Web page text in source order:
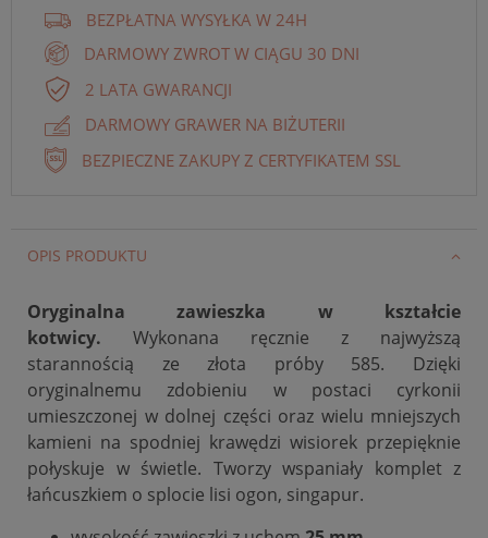
BEZPŁATNA WYSYŁKA W 24H
DARMOWY ZWROT W CIĄGU 30 DNI
2 LATA GWARANCJI
DARMOWY GRAWER NA BIŻUTERII
BEZPIECZNE ZAKUPY Z CERTYFIKATEM SSL
OPIS PRODUKTU
Oryginalna zawieszka w kształcie
kotwicy. Wykonana ręcznie z najwyższą
starannością ze złota próby 585. Dzięki
oryginalnemu zdobieniu w postaci cyrkonii
umieszczonej w dolnej części oraz wielu mniejszych
kamieni na spodniej krawędzi wisiorek przepięknie
połyskuje w świetle. Tworzy wspaniały komplet z
łańcuszkiem o splocie lisi ogon, singapur.